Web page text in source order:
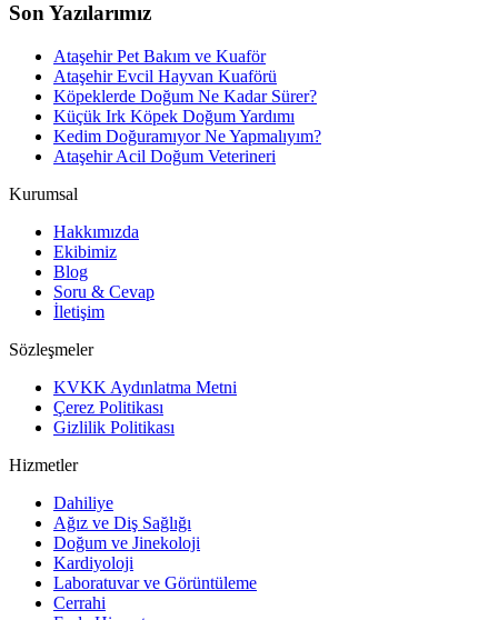
Son Yazılarımız
Ataşehir Pet Bakım ve Kuaför
Ataşehir Evcil Hayvan Kuaförü
Köpeklerde Doğum Ne Kadar Sürer?
Küçük Irk Köpek Doğum Yardımı
Kedim Doğuramıyor Ne Yapmalıyım?
Ataşehir Acil Doğum Veterineri
Kurumsal
Hakkımızda
Ekibimiz
Blog
Soru & Cevap
İletişim
Sözleşmeler
KVKK Aydınlatma Metni
Çerez Politikası
Gizlilik Politikası
Hizmetler
Dahiliye
Ağız ve Diş Sağlığı
Doğum ve Jinekoloji
Kardiyoloji
Laboratuvar ve Görüntüleme
Cerrahi